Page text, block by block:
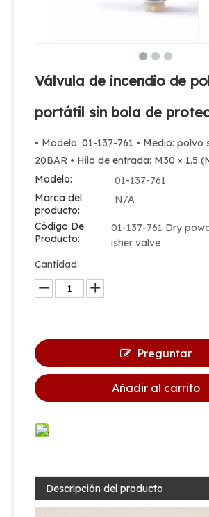
Valvula para Extintor ABC Polvo Seco
Válvula de incendio de
portátil sin bola de
• Modelo: 01-137-761 • Medio: polvo
20BAR • Hilo de entrada: M30 × 1.5
Modelo:
01-137-761
Marca del
producto:
N/A
Código De
Producto:
01-137-761 Dry
isher valve
Cantidad:
Preguntar
Añadir al carrito
Descripción del producto